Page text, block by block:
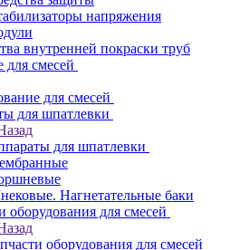
напряжения
внутренней покраски труб
для смесей
для смесей
для шпатлевки
для шпатлевки
Нагнетательные баки
оборудования для смесей
оборудования для смесей